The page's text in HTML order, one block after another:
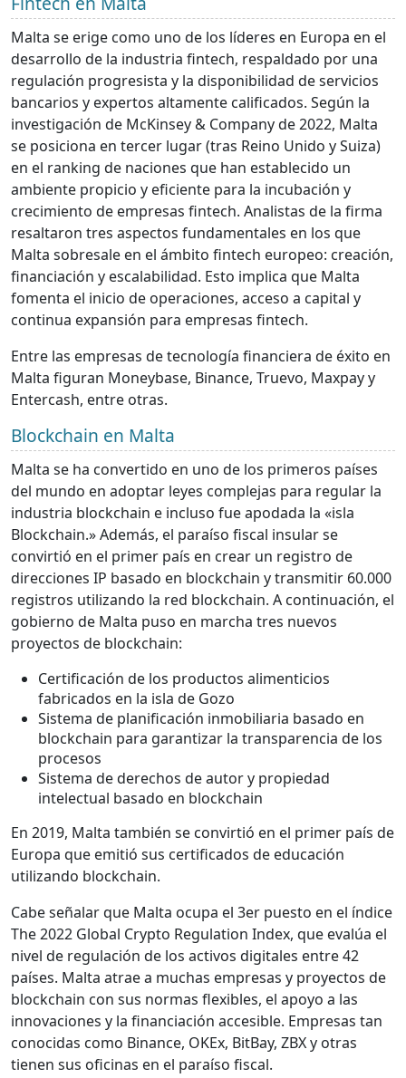
Malta se erige como uno de los líderes en Europa en el
desarrollo de la industria fintech, respaldado por una
regulación progresista y la disponibilidad de servicios
bancarios y expertos altamente calificados. Según la
investigación de McKinsey & Company de 2022, Malta
se posiciona en tercer lugar (tras Reino Unido y Suiza)
en el ranking de naciones que han establecido un
ambiente propicio y eficiente para la incubación y
crecimiento de empresas fintech. Analistas de la firma
resaltaron tres aspectos fundamentales en los que
Malta sobresale en el ámbito fintech europeo: creación,
financiación y escalabilidad. Esto implica que Malta
fomenta el inicio de operaciones, acceso a capital y
continua expansión para empresas fintech.
Entre las empresas de tecnología financiera de éxito en
Malta figuran Moneybase, Binance, Truevo, Maxpay y
Entercash, entre otras.
Blockchain en Malta
Malta se ha convertido en uno de los primeros países
del mundo en adoptar leyes complejas para regular la
industria blockchain e incluso fue apodada la «isla
Blockchain.» Además, el paraíso fiscal insular se
convirtió en el primer país en crear un registro de
direcciones IP basado en blockchain y transmitir 60.000
registros utilizando la red blockchain. A continuación, el
gobierno de Malta puso en marcha tres nuevos
proyectos de blockchain:
Certificación de los productos alimenticios
fabricados en la isla de Gozo
Sistema de planificación inmobiliaria basado en
blockchain para garantizar la transparencia de los
procesos
Sistema de derechos de autor y propiedad
intelectual basado en blockchain
En 2019, Malta también se convirtió en el primer país de
Europa que emitió sus certificados de educación
utilizando blockchain.
Cabe señalar que Malta ocupa el 3er puesto en el índice
The 2022 Global Crypto Regulation Index, que evalúa el
nivel de regulación de los activos digitales entre 42
países. Malta atrae a muchas empresas y proyectos de
blockchain con sus normas flexibles, el apoyo a las
innovaciones y la financiación accesible. Empresas tan
conocidas como Binance, OKEx, BitBay, ZBX y otras
tienen sus oficinas en el paraíso fiscal.